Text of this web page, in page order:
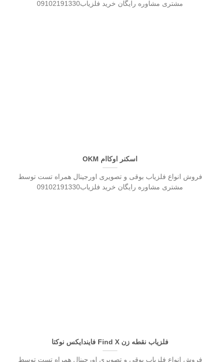
مشتری مشاوره رایگان خرید فلزیاب09102191330
اسکنر اوکاام OKM
فروش انواع فلزیاب بوقی و تصویری اورجینال همراه تست توسط
مشتری مشاوره رایگان خرید فلزیاب09102191330
فلزیاب نقطه زن Find X فایندایکس نوکتا
فروش انواع فلزیاب بوقی و تصویری اورجینال همراه تست توسط